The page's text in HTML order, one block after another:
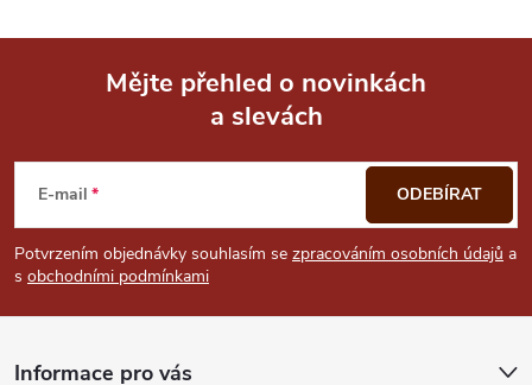
p
a
Mějte přehled o novinkách
a slevách
E-mail
Potvrzením objednávky souhlasím se zpracováním osobních údajů a
s obchodními podmínkami
ODEBÍRAT
Informace pro vás